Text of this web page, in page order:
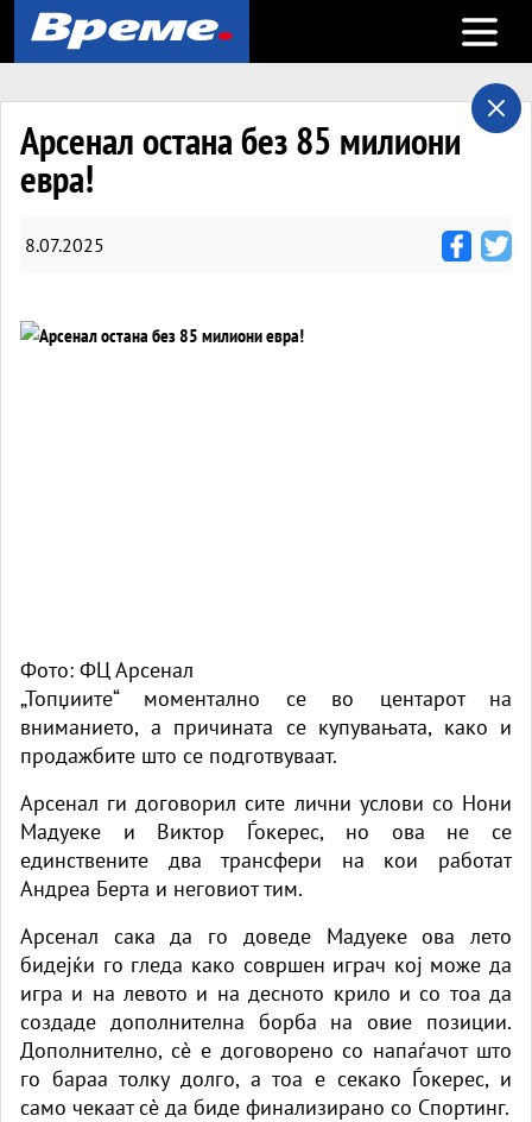
Open
Арсенал остана без 85 милиони
евра!
8.07.2025
Фото: ФЦ Арсенал
„Топџиите“ моментално се во центарот на
вниманието, а причината се купувањата, како и
продажбите што се подготвуваат.
Арсенал ги договорил сите лични услови со Нони
Мадуеке и Виктор Ѓокерес, но ова не се
единствените два трансфери на кои работат
Андреа Берта и неговиот тим.
Арсенал сака да го доведе Мадуеке ова лето
бидејќи го гледа како совршен играч кој може да
игра и на левото и на десното крило и со тоа да
создаде дополнителна борба на овие позиции.
Дополнително, сè е договорено со напаѓачот што
го бараа толку долго, а тоа е секако Ѓокерес, и
само чекаат сè да биде финализирано со Спортинг.